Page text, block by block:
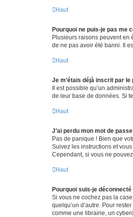
Haut
Pourquoi ne puis-je pas me
Plusieurs raisons peuvent en
de ne pas avoir été banni. Il
Haut
Je m’étais déjà inscrit par
Il est possible qu’un
de leur base de données. Si
Haut
J’ai perdu mon mot de
Pas de panique ! Bien que
Suivez les instructions et
Cependant, si vous ne
Haut
Pourquoi suis-je
Si vous ne cochez pas la
quelqu’un d’autre. Pour
comme une librairie, un